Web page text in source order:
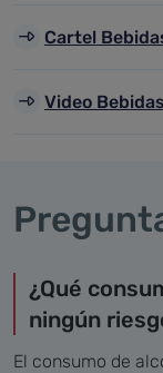
Cartel
Video
¿Qué
ningún
El consumo de